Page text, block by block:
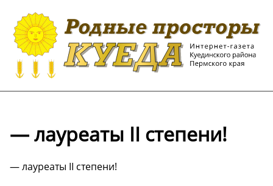
— лауреаты II степени!
— лауреаты II степени!